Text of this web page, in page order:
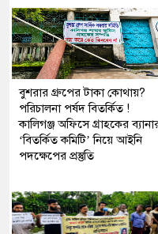
বুশরার গ্রুপের টাকা কোথায়?
পরিচালনা পর্ষদ বিতর্কিত !
কালিগঞ্জ অফিসে গ্রাহকের
‘বিতর্কিত কমিটি’ নিয়ে আইনি
পদক্ষেপের প্রস্তুতি